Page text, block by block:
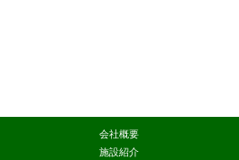
会社概要
施設紹介